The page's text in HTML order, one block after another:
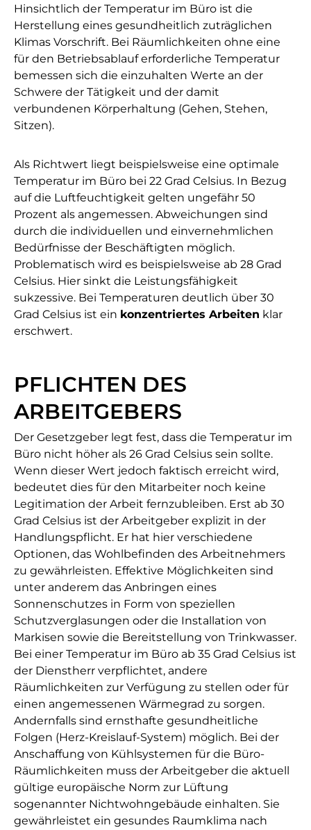
Hinsichtlich der Temperatur im Büro ist die
Herstellung eines gesundheitlich zuträglichen
Klimas Vorschrift. Bei Räumlichkeiten ohne eine
für den Betriebsablauf erforderliche Temperatur
bemessen sich die einzuhalten Werte an der
Schwere der Tätigkeit und der damit
verbundenen Körperhaltung (Gehen, Stehen,
Sitzen).
Als Richtwert liegt beispielsweise eine optimale
Temperatur im Büro bei 22 Grad Celsius. In Bezug
auf die Luftfeuchtigkeit gelten ungefähr 50
Prozent als angemessen. Abweichungen sind
durch die individuellen und einvernehmlichen
Bedürfnisse der Beschäftigten möglich.
Problematisch wird es beispielsweise ab 28 Grad
Celsius. Hier sinkt die Leistungsfähigkeit
sukzessive. Bei Temperaturen deutlich über 30
Grad Celsius ist ein konzentriertes Arbeiten klar
erschwert.
PFLICHTEN DES
ARBEITGEBERS
Der Gesetzgeber legt fest, dass die Temperatur im
Büro nicht höher als 26 Grad Celsius sein sollte.
Wenn dieser Wert jedoch faktisch erreicht wird,
bedeutet dies für den Mitarbeiter noch keine
Legitimation der Arbeit fernzubleiben. Erst ab 30
Grad Celsius ist der Arbeitgeber explizit in der
Handlungspflicht. Er hat hier verschiedene
Optionen, das Wohlbefinden des Arbeitnehmers
zu gewährleisten. Effektive Möglichkeiten sind
unter anderem das Anbringen eines
Sonnenschutzes in Form von speziellen
Schutzverglasungen oder die Installation von
Markisen sowie die Bereitstellung von Trinkwasser.
Bei einer Temperatur im Büro ab 35 Grad Celsius ist
der Dienstherr verpflichtet, andere
Räumlichkeiten zur Verfügung zu stellen oder für
einen angemessenen Wärmegrad zu sorgen.
Andernfalls sind ernsthafte gesundheitliche
Folgen (Herz-Kreislauf-System) möglich. Bei der
Anschaffung von Kühlsystemen für die Büro-
Räumlichkeiten muss der Arbeitgeber die aktuell
gültige europäische Norm zur Lüftung
sogenannter Nichtwohngebäude einhalten. Sie
gewährleistet ein gesundes Raumklima nach